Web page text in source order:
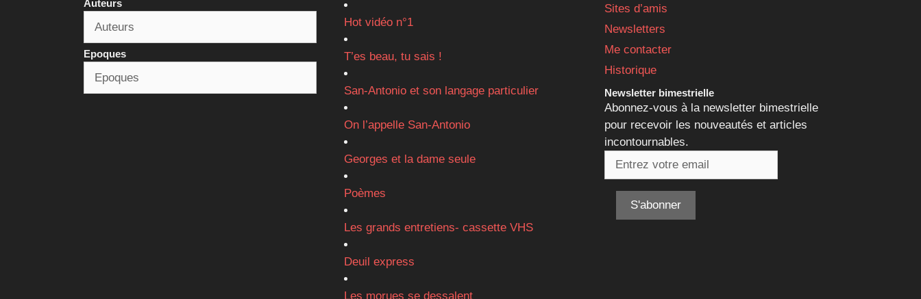
Auteurs
Epoques
Hot vidéo n°1
T’es beau, tu sais !
San-Antonio et son langage particulier
On l’appelle San-Antonio
Georges et la dame seule
Poèmes
Les grands entretiens- cassette VHS
Deuil express
Les morues se dessalent
Sites d’amis
Newsletters
Me contacter
Historique
Newsletter bimestrielle
Abonnez-vous à la newsletter bimestrielle
pour recevoir les nouveautés et articles
incontournables.